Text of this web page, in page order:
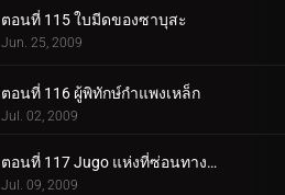
ตอนที่ 115 ใบมีดของซาบุสะ
Jun. 25, 2009
ตอนที่ 116 ผู้พิทักษ์กำแพงเหล็ก
Jul. 02, 2009
ตอนที่ 117 Jugo แห่งที่ซ่อนทางตอนเหนือ
Jul. 09, 2009